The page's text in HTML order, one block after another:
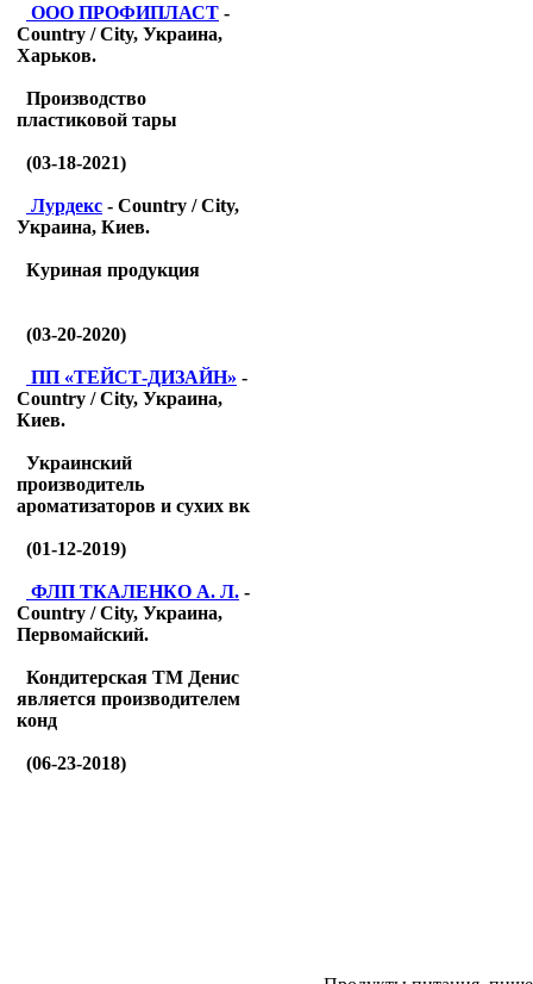
ООО ПРОФИПЛАСТ -
Country / City, Украина,
Харьков.
Производство
пластиковой тары
(03-18-2021)
Лурдекс - Country / City,
Украина, Киев.
Куриная продукция
(03-20-2020)
ПП «ТЕЙСТ-ДИЗАЙН» -
Country / City, Украина,
Киев.
Украинский
производитель
ароматизаторов и сухих вк
(01-12-2019)
ФЛП ТКАЛЕНКО А. Л. -
Country / City, Украина,
Первомайский.
Кондитерская ТМ Денис
является производителем
конд
(06-23-2018)